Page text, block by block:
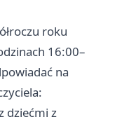
roku
16:00–
na
dziećmi z